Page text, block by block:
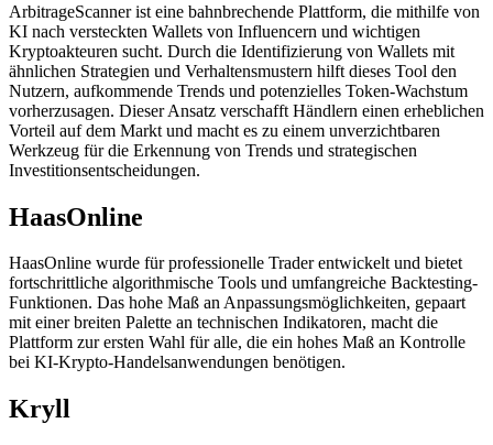
ArbitrageScanner ist eine bahnbrechende Plattform, die mithilfe von
KI nach versteckten Wallets von Influencern und wichtigen
Kryptoakteuren sucht. Durch die Identifizierung von Wallets mit
ähnlichen Strategien und Verhaltensmustern hilft dieses Tool den
Nutzern, aufkommende Trends und potenzielles Token-Wachstum
vorherzusagen. Dieser Ansatz verschafft Händlern einen erheblichen
Vorteil auf dem Markt und macht es zu einem unverzichtbaren
Werkzeug für die Erkennung von Trends und strategischen
Investitionsentscheidungen.
HaasOnline
HaasOnline wurde für professionelle Trader entwickelt und bietet
fortschrittliche algorithmische Tools und umfangreiche Backtesting-
Funktionen. Das hohe Maß an Anpassungsmöglichkeiten, gepaart
mit einer breiten Palette an technischen Indikatoren, macht die
Plattform zur ersten Wahl für alle, die ein hohes Maß an Kontrolle
bei KI-Krypto-Handelsanwendungen benötigen.
Kryll